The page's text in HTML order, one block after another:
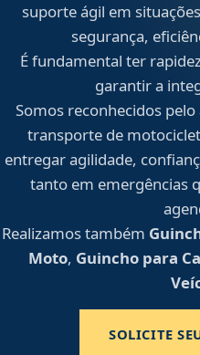
suporte ágil em
segurança,
É fundamental ter
garantir a
Somos reconhecidos
transporte de
entregar agilidade,
tanto em emergências
Realizamos também
Moto, Guincho para
SOLICITE